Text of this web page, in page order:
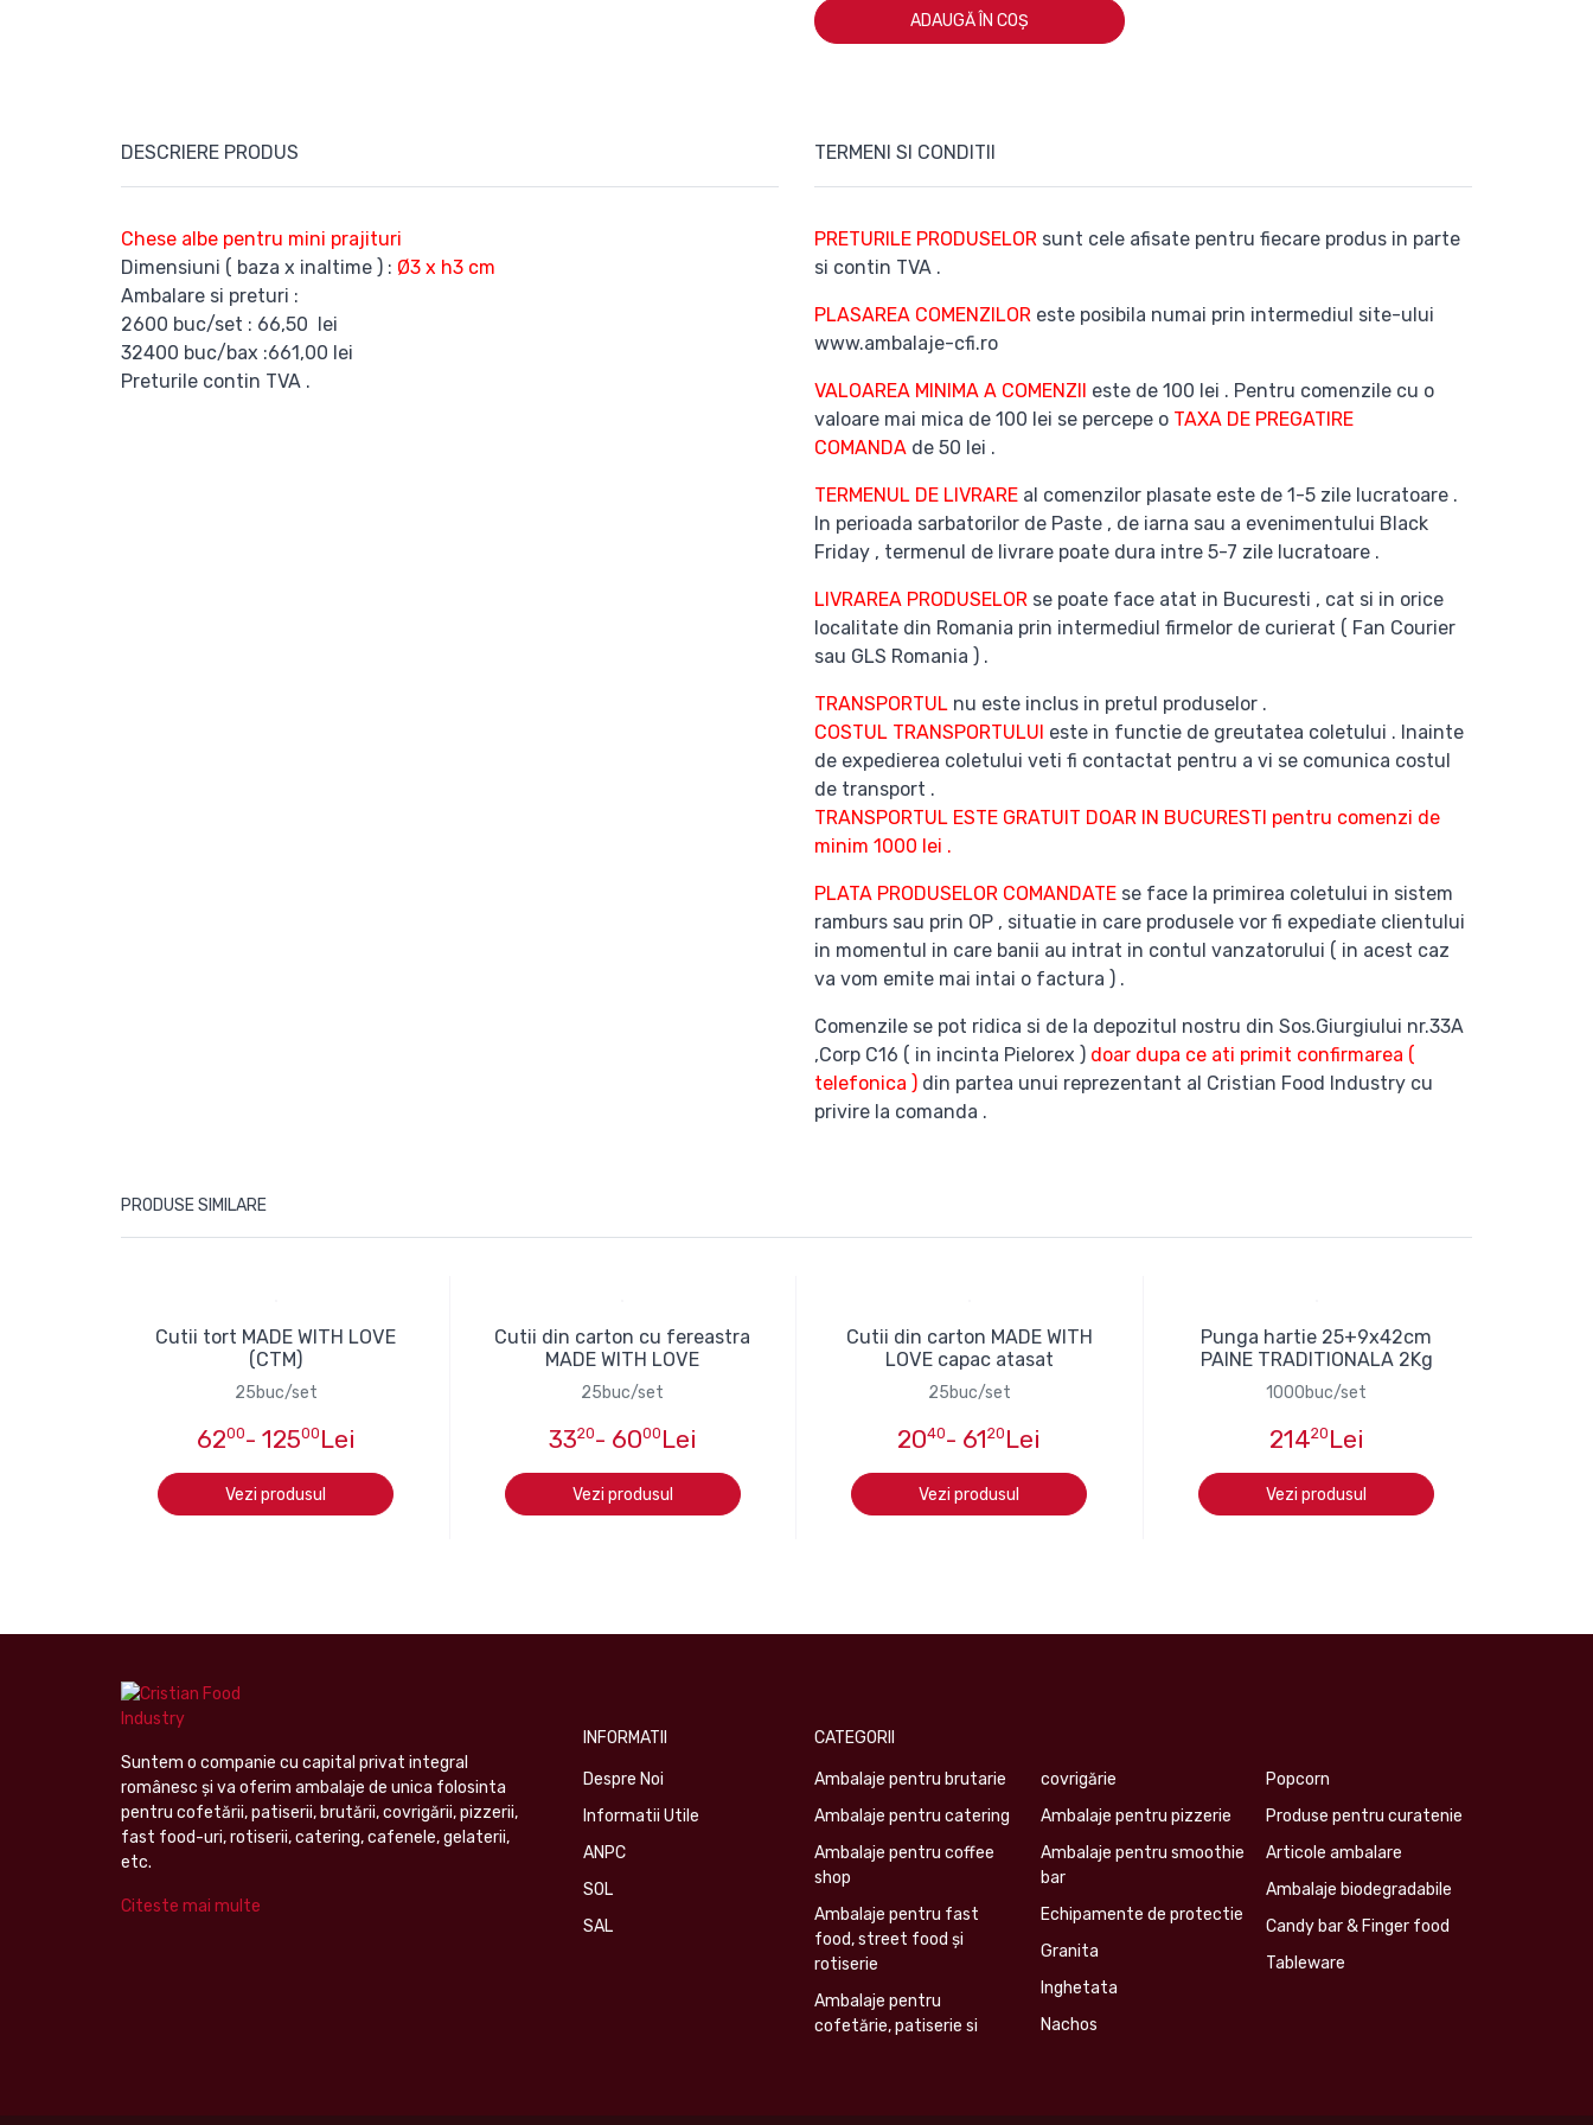
ADAUGĂ ÎN COȘ
DESCRIERE PRODUS
Chese albe pentru mini prajituri
Dimensiuni ( baza x inaltime ) : Ø3 x h3 cm
Ambalare si preturi :
2600 buc/set : 66,50 lei
32400 buc/bax :661,00 lei
Preturile contin TVA .
TERMENI SI CONDITII
PRETURILE PRODUSELOR sunt cele afisate pentru fiecare produs in parte
si contin TVA .
PLASAREA COMENZILOR este posibila numai prin intermediul site-ului
www.ambalaje-cfi.ro
VALOAREA MINIMA A COMENZII este de 100 lei . Pentru comenzile cu o
valoare mai mica de 100 lei se percepe o TAXA DE PREGATIRE
COMANDA de 50 lei .
TERMENUL DE LIVRARE al comenzilor plasate este de 1-5 zile lucratoare .
In perioada sarbatorilor de Paste , de iarna sau a evenimentului Black
Friday , termenul de livrare poate dura intre 5-7 zile lucratoare .
LIVRAREA PRODUSELOR se poate face atat in Bucuresti , cat si in orice
localitate din Romania prin intermediul firmelor de curierat ( Fan Courier
sau GLS Romania ) .
TRANSPORTUL nu este inclus in pretul produselor .
COSTUL TRANSPORTULUI este in functie de greutatea coletului . Inainte
de expedierea coletului veti fi contactat pentru a vi se comunica costul
de transport .
TRANSPORTUL ESTE GRATUIT DOAR IN BUCURESTI pentru comenzi de
minim 1000 lei .
PLATA PRODUSELOR COMANDATE se face la primirea coletului in sistem
ramburs sau prin OP , situatie in care produsele vor fi expediate clientului
in momentul in care banii au intrat in contul vanzatorului ( in acest caz
va vom emite mai intai o factura ) .
Comenzile se pot ridica si de la depozitul nostru din Sos.Giurgiului nr.33A
,Corp C16 ( in incinta Pielorex ) doar dupa ce ati primit confirmarea (
telefonica ) din partea unui reprezentant al Cristian Food Industry cu
privire la comanda .
PRODUSE SIMILARE
Cutii tort MADE WITH LOVE
(CTM)
25buc/set
6200- 12500 Lei
Vezi produsul
Cutii din carton cu fereastra
MADE WITH LOVE
25buc/set
3320- 6000 Lei
Vezi produsul
Cutii din carton MADE WITH
LOVE capac atasat
25buc/set
2040- 6120 Lei
Vezi produsul
Punga hartie 25+9x42cm
PAINE TRADITIONALA 2Kg
1000buc/set
21420 Lei
Vezi produsul
Suntem o companie cu capital privat integral
românesc şi va oferim ambalaje de unica folosinta
pentru cofetării, patiserii, brutării, covrigării, pizzerii,
fast food-uri, rotiserii, catering, cafenele, gelaterii,
etc.
Citeste mai multe
INFORMATII
Despre Noi
Informatii Utile
ANPC
SOL
SAL
CATEGORII
Ambalaje pentru brutarie
Ambalaje pentru catering
Ambalaje pentru coffee
shop
Ambalaje pentru fast
food, street food și
rotiserie
Ambalaje pentru
cofetărie, patiserie si
covrigărie
Ambalaje pentru pizzerie
Ambalaje pentru smoothie
bar
Echipamente de protectie
Granita
Inghetata
Nachos
Popcorn
Produse pentru curatenie
Articole ambalare
Ambalaje biodegradabile
Candy bar & Finger food
Tableware